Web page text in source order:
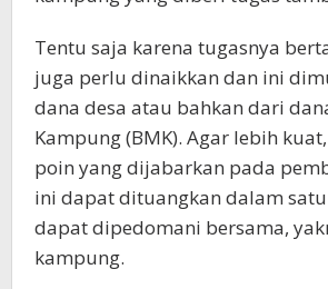
Tentu saja karena tugasnya
juga perlu dinaikkan dan ini
dana desa atau bahkan dari
Kampung (BMK). Agar lebih
poin yang dijabarkan pada
ini dapat dituangkan dalam
dapat dipedomani bersama,
kampung.